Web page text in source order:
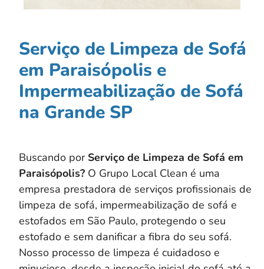
Serviço de Limpeza de Sofá
em Paraisópolis e
Impermeabilização de Sofá
na Grande SP
Buscando por Serviço de Limpeza de Sofá em
Paraisópolis? O Grupo Local Clean é uma
empresa prestadora de serviços profissionais de
limpeza de sofá, impermeabilização de sofá e
estofados em São Paulo, protegendo o seu
estofado e sem danificar a fibra do seu sofá.
Nosso processo de limpeza é cuidadoso e